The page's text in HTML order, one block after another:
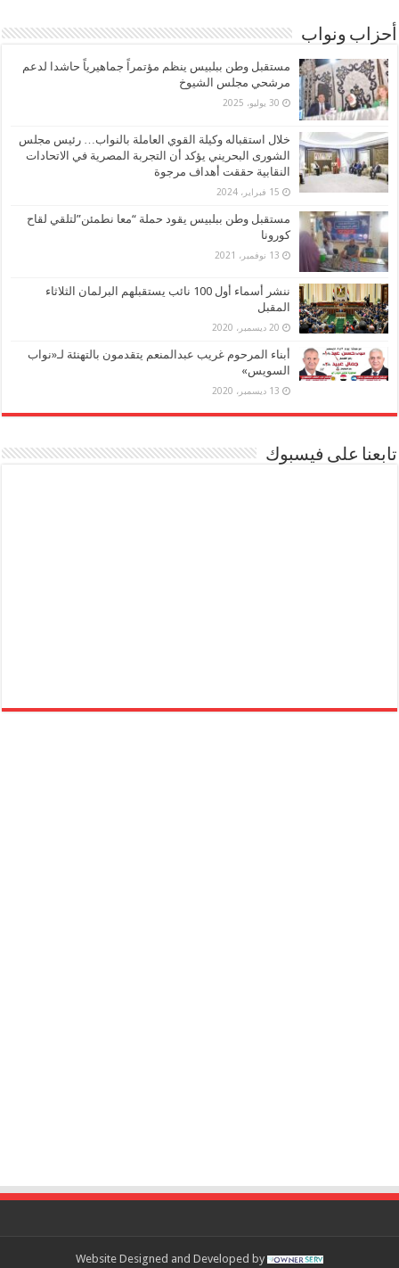
أحزاب ونواب
مستقبل وطن ببلبيس ينظم مؤتمراً جماهيرياً حاشدا لدعم
مرشحي مجلس الشيوخ
30 يوليو، 2025
خلال استقباله وكيلة القوي العاملة بالنواب… رئيس مجلس
الشورى البحريني يؤكد أن التجربة المصرية في الاتحادات
النقابية حققت أهداف مرجوة
15 فبراير، 2024
مستقبل وطن ببلبيس يقود حملة “معا نطمئن”لتلقي لقاح
كورونا
13 نوفمبر، 2021
ننشر أسماء أول 100 نائب يستقبلهم البرلمان الثلاثاء
المقبل
20 ديسمبر، 2020
أبناء المرحوم غريب عبدالمنعم يتقدمون بالتهنئة لـ«نواب
السويس»
13 ديسمبر، 2020
تابعنا على فيسبوك
Website Designed and Developed by